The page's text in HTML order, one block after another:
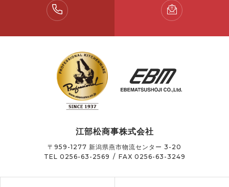
江部松商事株式会社
〒959-1277 新潟県燕市物流センター 3-20
TEL 0256-63-2569 / FAX 0256-63-3249